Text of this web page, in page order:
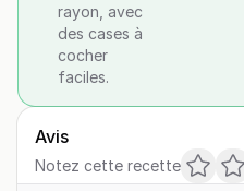
rayon, avec
des cases à
cocher
faciles.
Avis
Notez cette recette